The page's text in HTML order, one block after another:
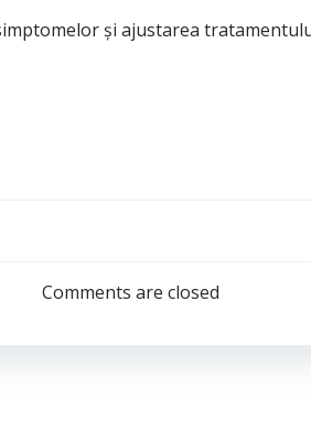
și ajustarea
navigation
Comments are closed